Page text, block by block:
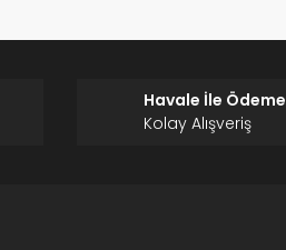
Havale İle Ödeme
Kolay Alışveriş